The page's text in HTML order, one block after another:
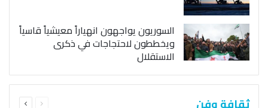
السوريون يواجهون انهياراً معيشياً قاسياً
ويخططون لاحتجاجات في ذكرى
الاستقلال
الصفحةالصفحة